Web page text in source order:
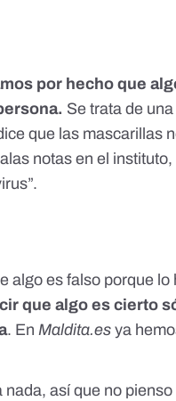
por hecho que
Se trata de una
que las mascarillas
notas en el instituto,
algo es falso porque lo
que algo es cierto
. EnMaldita.esya
así que no